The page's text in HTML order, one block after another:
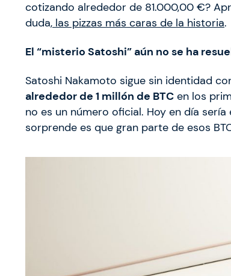
cotizando alrededor de 81.000,00 €?
duda, las pizzas más caras de la historia.
El “misterio Satoshi” aún no se ha
Satoshi Nakamoto sigue sin identidad
alrededor de 1 millón de BTC en los
no es un número oficial. Hoy en día
sorprende es que gran parte de esos